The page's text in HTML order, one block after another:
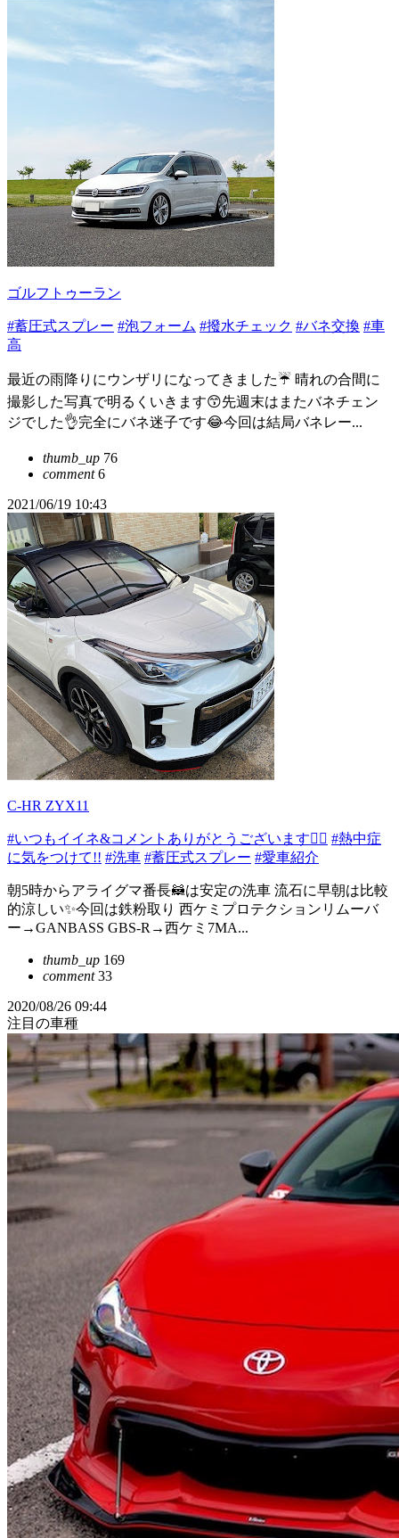
ゴルフトゥーラン
#蓄圧式スプレー #泡フォーム #撥水チェック #バネ交換 #車
高
最近の雨降りにウンザリになってきました☔ 晴れの合間に
撮影した写真で明るくいきます😙先週末はまたバネチェン
ジでした👌完全にバネ迷子です😂今回は結局バネレー...
thumb_up 76
comment6
2021/06/19 10:43
C-HR ZYX11
#いつもイイネ&コメントありがとうございます🙇‍♂️ #熱中症
に気をつけて!! #洗車 #蓄圧式スプレー #愛車紹介
朝5時からアライグマ番長🦝は安定の洗車 流石に早朝は比較
的涼しい✨今回は鉄粉取り 西ケミプロテクションリムーバ
ー→GANBASS GBS-R→西ケミ7MA...
thumb_up 169
comment33
2020/08/26 09:44
注目の車種